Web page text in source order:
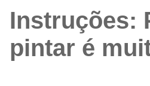
Instruções:
pintar é